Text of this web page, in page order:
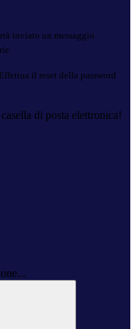
inviato un messaggio
il reset della password
di posta elettronica!